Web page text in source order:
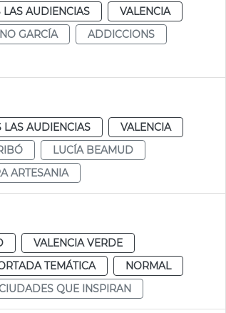
LAS AUDIENCIAS
VALENCIA
GARCÍA
ADDICCIONS
LAS AUDIENCIAS
VALENCIA
LUCÍA BEAMUD
ARTESANIA
VALENCIA VERDE
TEMÁTICA
NORMAL
QUE INSPIRAN